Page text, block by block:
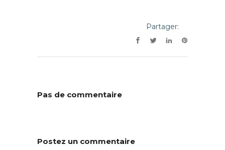
Partager:
Pas de commentaire
Postez un commentaire